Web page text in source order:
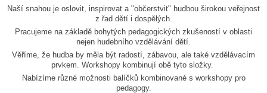
Naší snahou je oslovit, inspirovat a "občerstvit" hudbou širokou veřejnost
z řad dětí i dospělých.
Pracujeme na základě bohytých pedagogických zkušeností v oblasti
nejen hudebního vzdělávání dětí.
Věříme, že hudba by měla být radostí, zábavou, ale také vzdělávacím
prvkem. Workshopy kombinují obě tyto složky.
Nabízíme různé možnosti balíčků kombinované s workshopy pro
pedagogy.